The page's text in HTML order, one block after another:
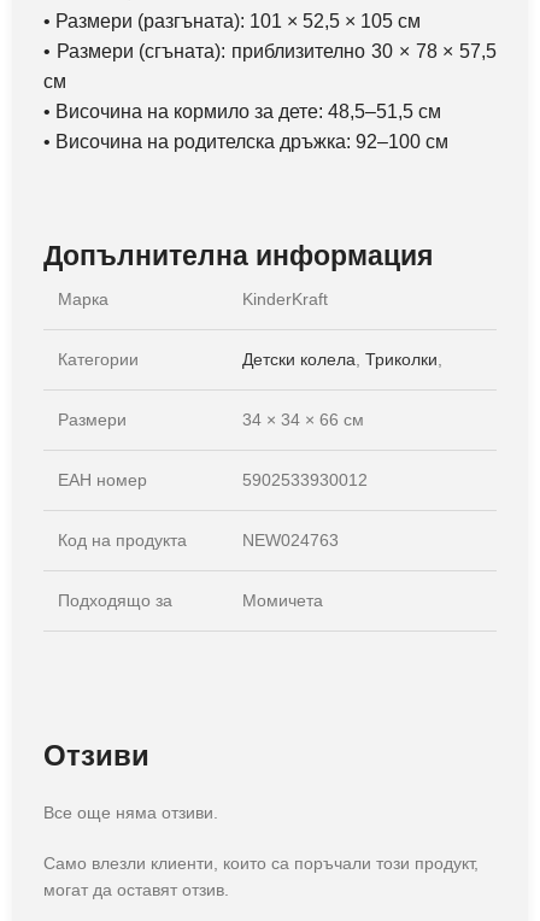
• Размери (разгъната): 101 × 52,5 × 105 см
• Размери (сгъната): приблизително 30 × 78 × 57,5
см
• Височина на кормило за дете: 48,5–51,5 см
• Височина на родителска дръжка: 92–100 см
Допълнителна информация
Марка KinderKraft
Категории Детски колела Триколки
Размери 34 × 34 × 66 см
ЕАН номер 5902533930012
Код на продукта NEW024763
Подходящо за Момичета
Отзиви
Все още няма отзиви.
Само влезли клиенти, които са поръчали този продукт,
могат да оставят отзив.